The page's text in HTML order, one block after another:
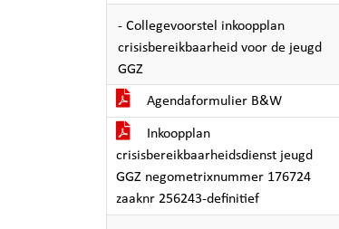
- Collegevoorstel inkoopplan
crisisbereikbaarheid voor de jeugd
GGZ
Agendaformulier B&W
Inkoopplan
crisisbereikbaarheidsdienst jeugd
GGZ negometrixnummer 176724
zaaknr 256243-definitief